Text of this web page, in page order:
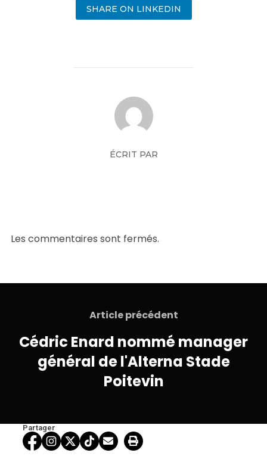
SHARE ON LINKEDIN
ÉCRIT PAR
Les commentaires sont fermés.
Article précédent
Cédric Enard nommé manager
général de l'Alterna Stade
Poitevin
Partager